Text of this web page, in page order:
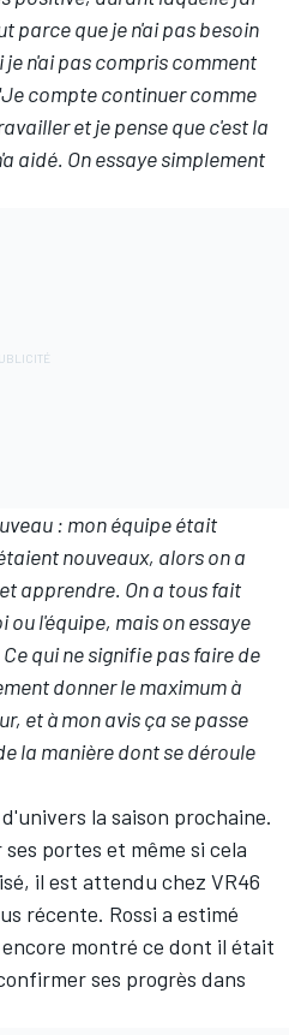
parce que je n'ai pas besoin
n'ai pas compris comment
compte continuer comme
et je pense que c'est la
aidé. On essaye simplement
: mon équipe était
nouveaux, alors on a
apprendre. On a tous fait
ou l'équipe, mais on essaye
qui ne signifie pas faire de
donner le maximum à
et à mon avis ça se passe
la manière dont se déroule
la saison prochaine.
portes et même si cela
il est attendu chez VR46
récente. Rossi a estimé
montré ce dont il était
ses progrès dans